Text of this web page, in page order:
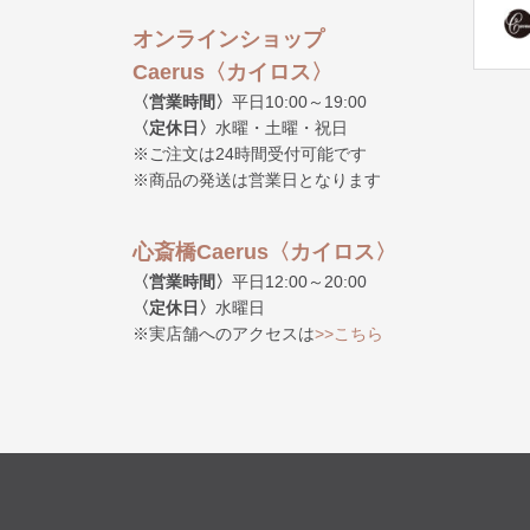
オンラインショップ
Caerus〈カイロス〉
〈営業時間〉 平日10:00～19:00
〈定休日〉 水曜・土曜・祝日
※ご注文は24時間受付可能です
※商品の発送は営業日となります
心斎橋Caerus〈カイロス〉
〈営業時間〉 平日12:00～20:00
〈定休日〉 水曜日
※実店舗へのアクセスは>>こちら